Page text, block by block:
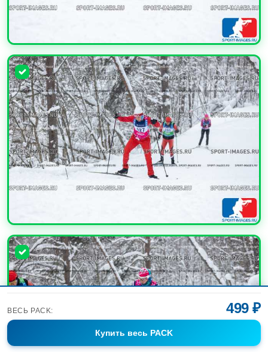
ВЕСЬ PACK: 499 ₽
Купить весь PACK
УВЕЛИЧИТЬ
УВЕЛИЧИТЬ